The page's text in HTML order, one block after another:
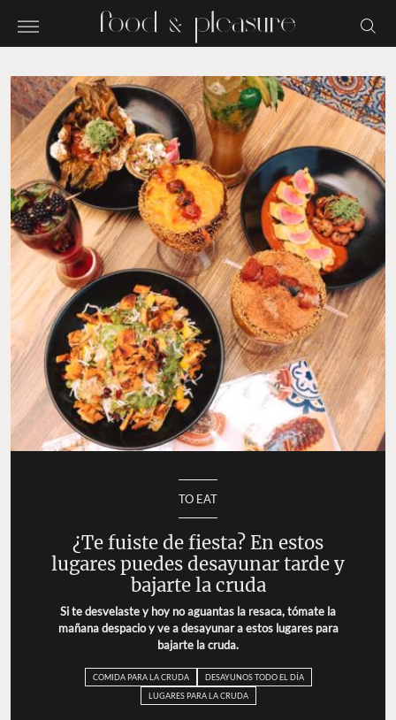
TO EAT
¿Te fuiste de fiesta? En estos
lugares puedes desayunar tarde y
bajarte la cruda
Si te desvelaste y hoy no aguantas la resaca, tómate la
mañana despacio y ve a desayunar a estos lugares para
bajarte la cruda.
COMIDA PARA LA CRUDA
DESAYUNOS TODO EL DÍA
LUGARES PARA LA CRUDA